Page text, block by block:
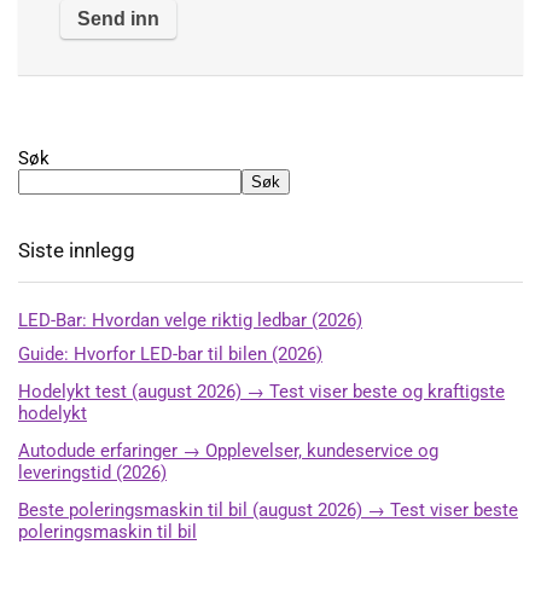
Søk
Søk
Siste innlegg
LED-Bar: Hvordan velge riktig ledbar (2026)
Guide: Hvorfor LED-bar til bilen (2026)
Hodelykt test (august 2026) → Test viser beste og kraftigste
hodelykt
Autodude erfaringer → Opplevelser, kundeservice og
leveringstid (2026)
Beste poleringsmaskin til bil (august 2026) → Test viser beste
poleringsmaskin til bil